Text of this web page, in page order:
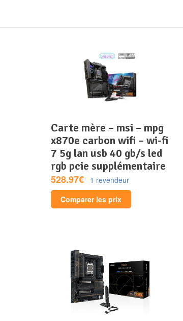
carte mère – msi – mpg
x870e carbon wifi – wi-fi
7 5g lan usb 40 gb/s led
rgb pcie supplémentaire
528.97€
1 revendeur
Comparer les prix